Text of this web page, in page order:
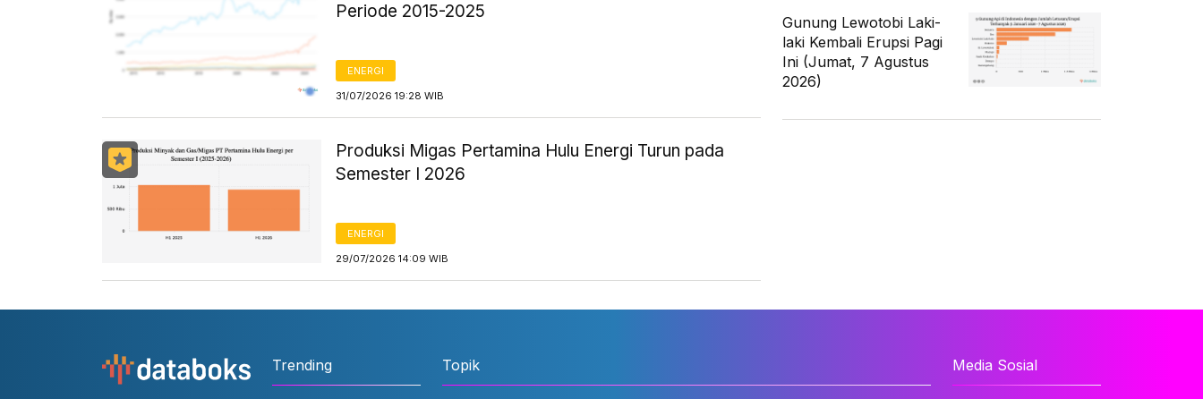
Periode 2015-2025
ENERGI
31/07/2026 19:28 WIB
Produksi Migas Pertamina Hulu Energi Turun pada
Semester I 2026
ENERGI
29/07/2026 14:09 WIB
Gunung Lewotobi Laki-
laki Kembali Erupsi Pagi
Ini (Jumat, 7 Agustus
2026)
Trending Topik Media Sosial